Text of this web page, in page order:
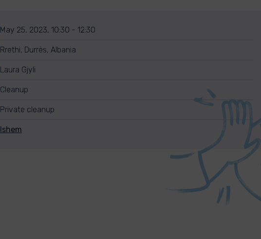
May 25, 2023, 10:30 - 12:30
Rrethi, Durrës, Albania
Laura Gjyli
Cleanup
Private cleanup
Ishem